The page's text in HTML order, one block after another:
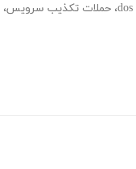
، حملات تکذیب سرویس،